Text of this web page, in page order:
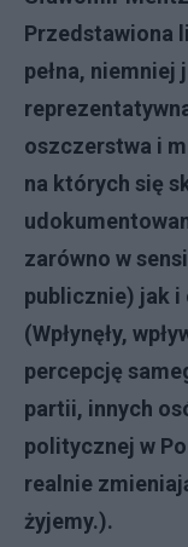
Przedstawiona
pełna,
oszczerstwa i
na których się
zarówno w
publicznie) jak i
(Wpłynęły,
percepcję
partii, innych
politycznej w
realnie
żyjemy.).